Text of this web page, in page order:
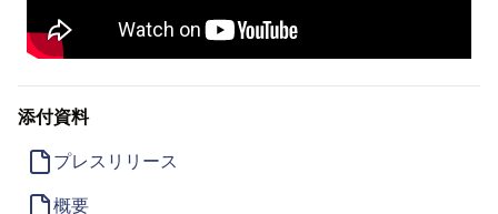
添付資料
プレスリリース
概要